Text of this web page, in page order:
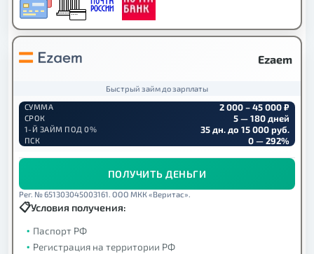
Ezaem
Быстрый займ до зарплаты
СУММА
2 000 – 45 000 ₽
СРОК 5 — 180 дней
1-Й ЗАЙМ ПОД 0% 35 дн. до 15 000 руб.
ПСК 0 — 292%
ПОЛУЧИТЬ ДЕНЬГИ
Рег. № 651303045003161. ООО МКК «Веритас».
Условия получения:
Паспорт РФ
Регистрация на территории РФ